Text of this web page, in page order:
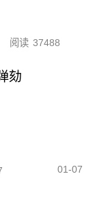
阅读 37488
劾
01-07